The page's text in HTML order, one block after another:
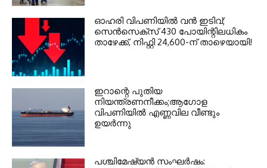
ഓഹരി വിപണിയില്‍ വന്‍ ഇടിവ്;
സെന്‍സെക്‌സ് 430 പോയിന്റിലധികം
താഴേക്ക്, നിഫ്റ്റി 24,600-ന് താഴെയായി!
ഇറാന്റെ പുതിയ
നിയന്ത്രണനീക്കം;ആഗോള
വിപണിയിൽ എണ്ണവില വീണ്ടും
ഉയർന്നു
പശ്ചിമേഷ്യന്‍ സംഘര്‍ഷം: